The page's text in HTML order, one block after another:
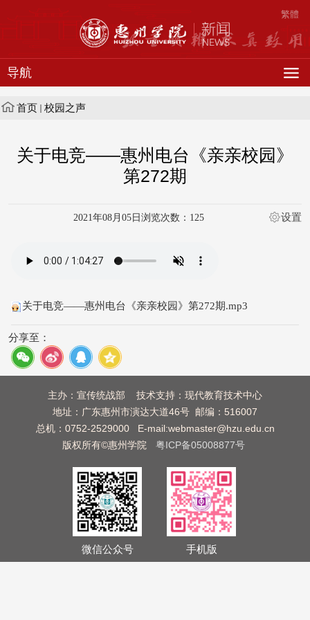
繁體
导航
首页 校园之声
关于电竞——惠州电台《亲亲校园》
第272期
2021年08月05日 浏览次数： 125 设置
关于电竞——惠州电台《亲亲校园》第272期.mp3
分享至：
主办：宣传统战部 技术支持：现代教育技术中心
地址：广东惠州市演达大道46号 邮编：516007
总机：0752-2529000 E-mail:webmaster@hzu.edu.cn
版权所有©惠州学院
粤ICP备05008877号
微信公众号 手机版